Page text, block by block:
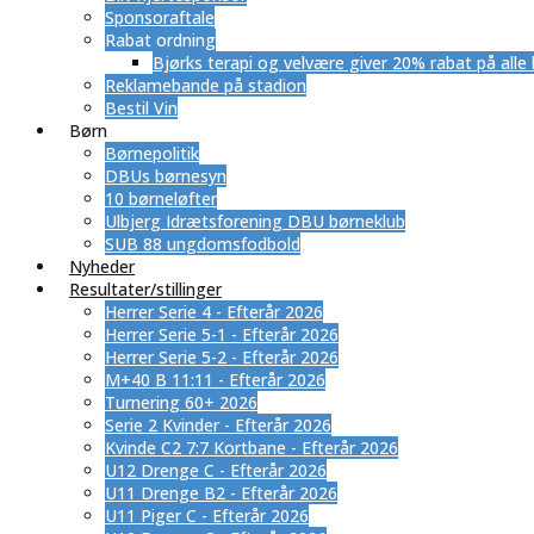
Sponsoraftale
Rabat ordning
​Bjørks terapi og velvære giver 20% rabat på alle
Reklamebande på stadion
Bestil Vin
Børn
Børnepolitik
DBUs børnesyn
10 børneløfter
Ulbjerg Idrætsforening DBU børneklub
SUB 88 ungdomsfodbold
Nyheder
Resultater/stillinger
Herrer Serie 4 - Efterår 2026
Herrer Serie 5-1 - Efterår 2026
Herrer Serie 5-2 - Efterår 2026
M+40 B 11:11 - Efterår 2026
Turnering 60+ 2026
Serie 2 Kvinder - Efterår 2026
Kvinde C2 7:7 Kortbane - Efterår 2026
U12 Drenge C - Efterår 2026
U11 Drenge B2 - Efterår 2026
U11 Piger C - Efterår 2026